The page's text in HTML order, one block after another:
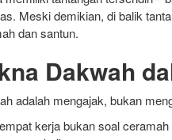
Meski demikian, di balik
dan santun.
Dakwah
adalah mengajak, bukan
kerja bukan soal